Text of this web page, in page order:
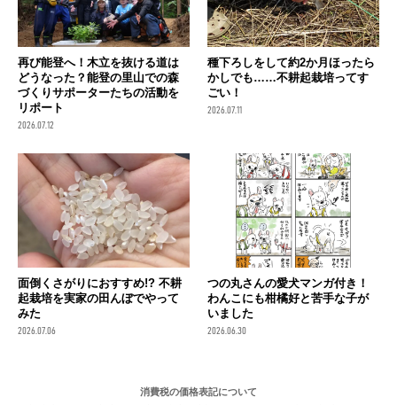
再び能登へ！木立を抜ける道は
どうなった？能登の里山での森
づくりサポーターたちの活動を
リポート
2026.07.12
種下ろしをして約2か月ほったら
かしでも……不耕起栽培ってす
ごい！
2026.07.11
面倒くさがりにおすすめ!? 不耕
起栽培を実家の田んぼでやって
みた
2026.07.06
つの丸さんの愛犬マンガ付き！
わんこにも柑橘好と苦手な子が
いました
2026.06.30
消費税の価格表記について